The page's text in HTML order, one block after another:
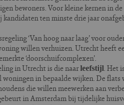
bewoners. Voor kleine kernen in
kandidaten ten minste drie jaar
‘Van hoog naar laag’ voor
willen verhuizen. Utrecht heeft
‘doorschuifcomplexen’.
in Utrecht is die naarleefstijl. Het
in bepaalde wijken. De flats
die willen meewerken aan
in Amsterdam bij tijdelijke